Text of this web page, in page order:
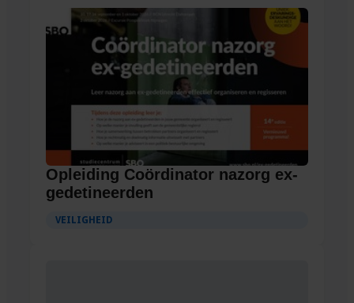
Opleiding Coördinator nazorg ex-
gedetineerden
VEILIGHEID